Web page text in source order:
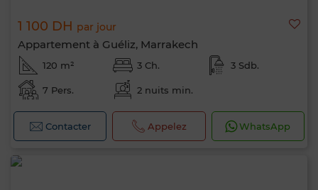
1 100 DH par jour
Appartement à Guéliz, Marrakech
120 m² 3 Ch. 3 Sdb.
7 Pers. 2 nuits min.
Contacter Appelez WhatsApp